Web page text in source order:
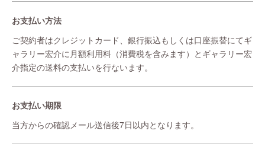
お支払い方法
ご契約者はクレジットカード、銀行振込もしくは口座振替にてギ
ャラリー宏介に月額利用料（消費税を含みます）とギャラリー宏
介指定の送料の支払いを行ないます。
お支払い期限
当方からの確認メール送信後7日以内となります。